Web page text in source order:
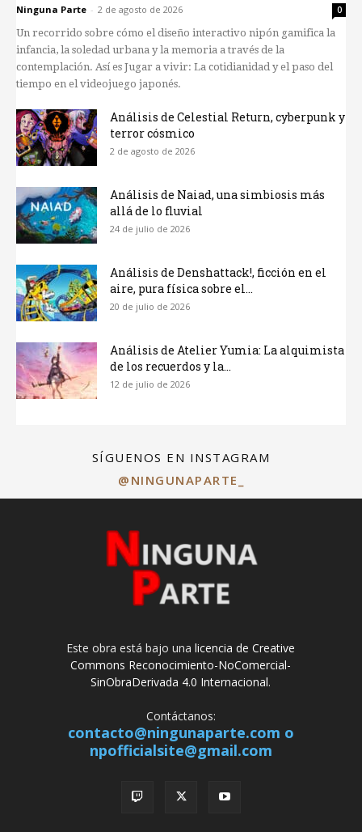
Ninguna Parte - 2 de agosto de 2026 0
Un recorrido sobre cómo el diseño interactivo nipón gamifica la
infancia, la soledad urbana y la memoria a través de la
contemplación. Así es Jugar a vivir: La cotidianidad y el paso del
tiempo en el videojuego japonés.
Análisis de Celestial Return, cyberpunk y
terror cósmico
2 de agosto de 2026
Análisis de Naiad, una simbiosis más
allá de lo fluvial
24 de julio de 2026
Análisis de Denshattack!, ficción en el
aire, pura física sobre el...
20 de julio de 2026
Análisis de Atelier Yumia: La alquimista
de los recuerdos y la...
12 de julio de 2026
SÍGUENOS EN INSTAGRAM
@NINGUNAPARTE_
Este obra está bajo unalicencia de Creative
Commons Reconocimiento-NoComercial-
SinObraDerivada 4.0 Internacional.
Contáctanos:
contacto@ningunaparte.com o
npofficialsite@gmail.com